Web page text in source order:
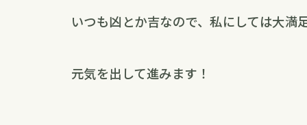
いつも凶とか吉なので、私にしては大満
元気を出して進みます！